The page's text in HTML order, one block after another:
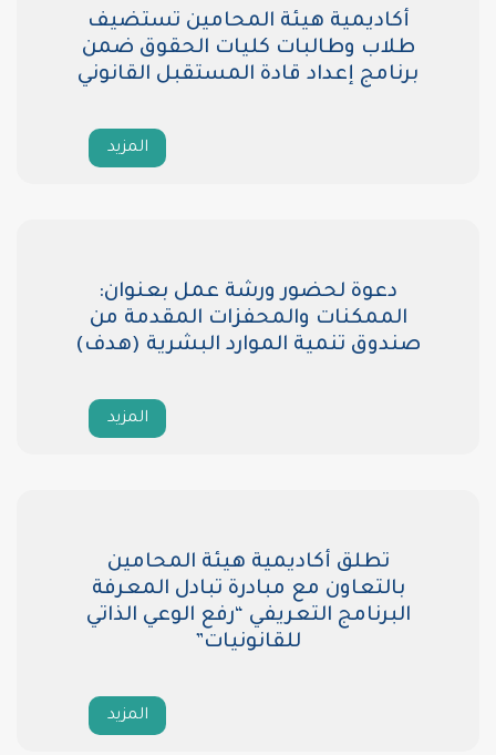
أكاديمية هيئة المحامين تستضيف
طلاب وطالبات كليات الحقوق ضمن
برنامج إعداد قادة المستقبل القانوني
دعوة لحضور ورشة عمل بعنوان:
الممكنات والمحفزات المقدمة من
صندوق تنمية الموارد البشرية (هدف)
تطلق أكاديمية هيئة المحامين
بالتعاون مع مبادرة تبادل المعرفة
البرنامج التعريفي “رفع الوعي الذاتي
للقانونيات”